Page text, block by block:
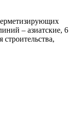
– азиатские, 6